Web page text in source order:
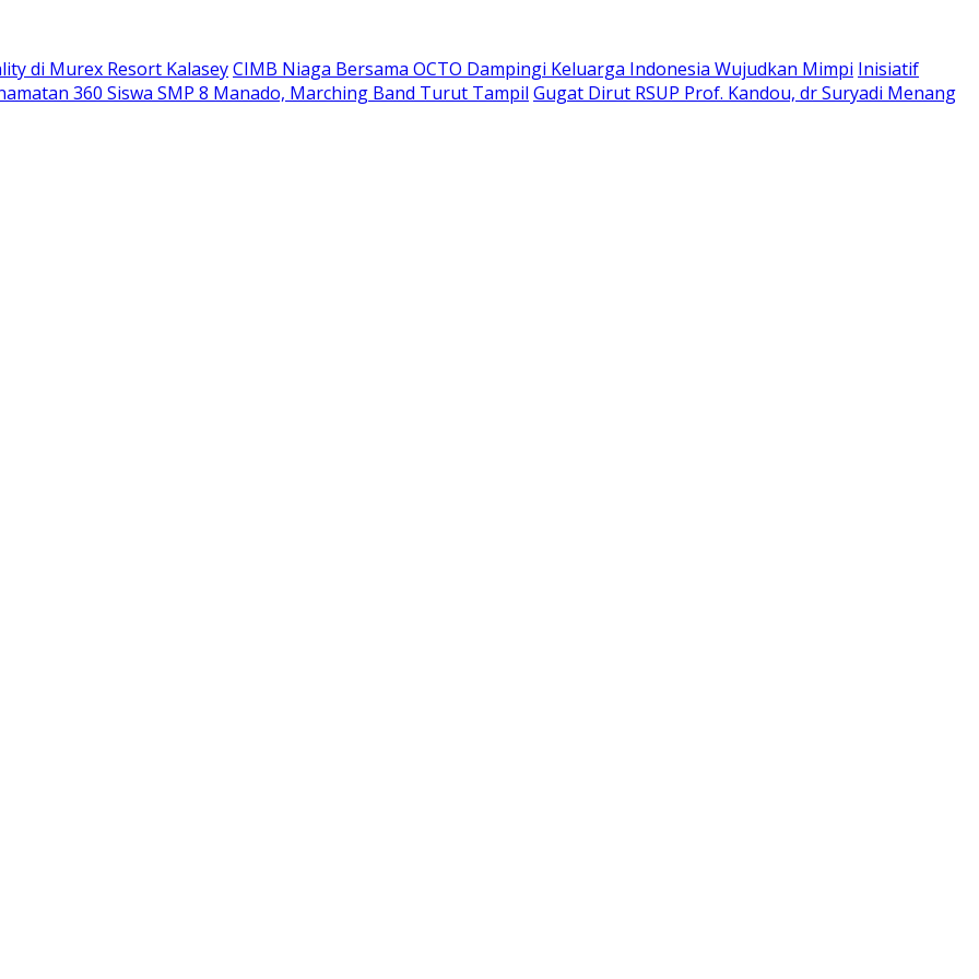
di Murex Resort KalaseyCIMB Niaga Bersama OCTO Dampingi Keluarga Indonesia Wujudkan Mimpi Inisiatif
360 Siswa SMP 8 Manado, Marching Band Turut Tampil Gugat Dirut RSUP Prof. Kandou, dr Suryadi Menang